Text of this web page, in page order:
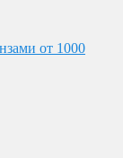
от 1000